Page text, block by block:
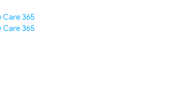
Care 365
Care 365